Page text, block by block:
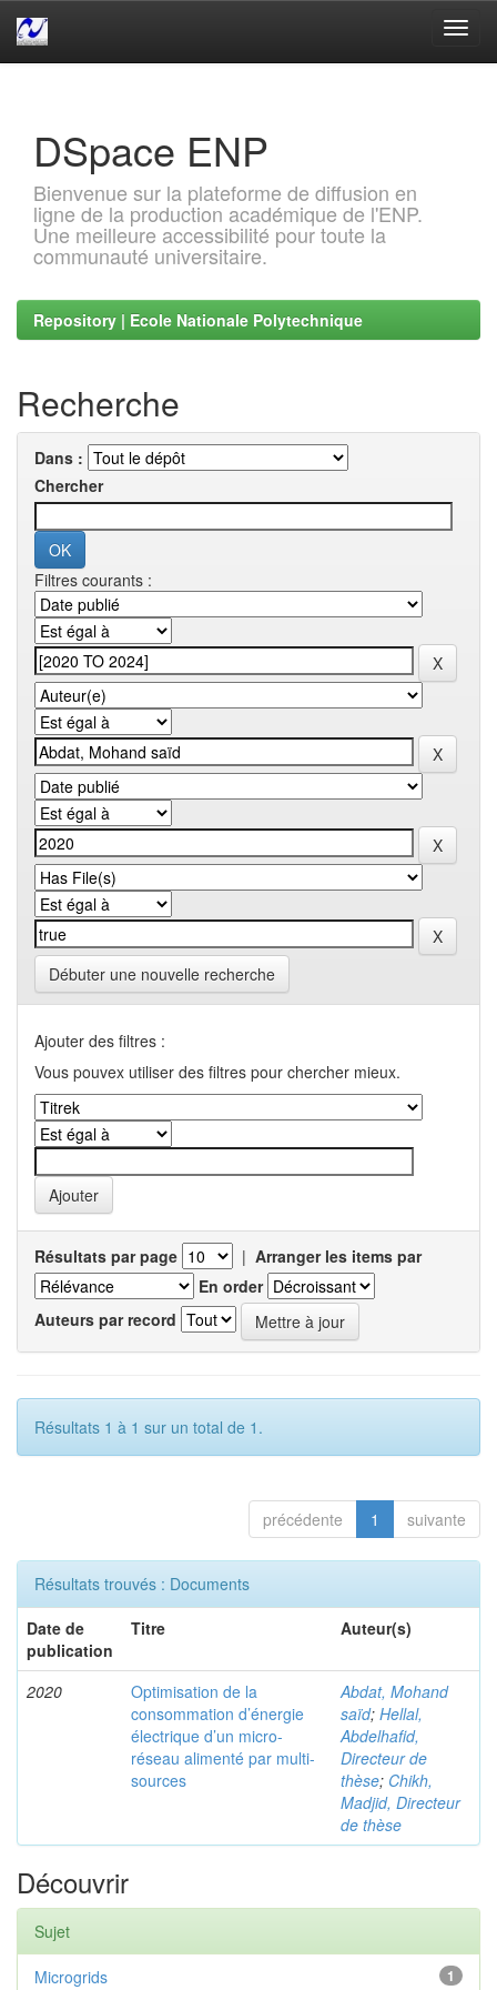
DSpace ENP
Bienvenue sur la plateforme de diffusion en
ligne de la production académique de l'ENP.
Une meilleure accessibilité pour toute la
communauté universitaire.
Repository | Ecole Nationale Polytechnique
Recherche
Dans :
Chercher
Filtres courants :
Débuter une nouvelle recherche
Ajouter des filtres :
Vous pouvex utiliser des filtres pour chercher mieux.
Résultats par page | Arranger les items par
En order
Auteurs par record
Résultats 1 à 1 sur un total de 1.
précédente 1 suivante
Résultats trouvés : Documents
Date de
publication
Titre Auteur(s)
2020
Optimisation de la
consommation d’énergie
électrique d’un micro-
réseau alimenté par multi-
sources
Abdat, Mohand
saïd; Hellal,
Abdelhafid,
Directeur de
thèse; Chikh,
Madjid, Directeur
de thèse
Découvrir
Sujet
1
Microgrids